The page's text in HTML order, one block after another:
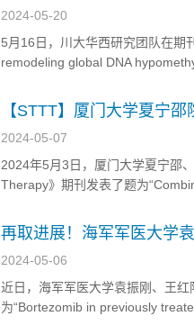
2024-05-20
5月16日，川大华西研究团队在期
remodeling global DNA
【STTT】厦门大学夏宁
2024-05-07
2024年5月3日，厦门大学夏宁邵
Therapy》期刊发表了题为
再取进展！海军军医大学
2024-05-06
近日，海军军医大学袁振刚、王
为“Bortezomib in previously